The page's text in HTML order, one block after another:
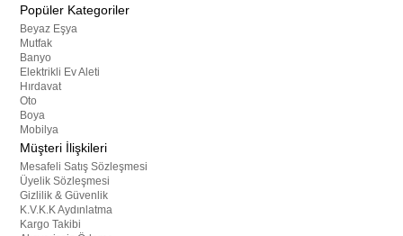
Popüler Kategoriler
Beyaz Eşya
Mutfak
Banyo
Elektrikli Ev Aleti
Hırdavat
Oto
Boya
Mobilya
Müşteri İlişkileri
Mesafeli Satış Sözleşmesi
Üyelik Sözleşmesi
Gizlilik & Güvenlik
K.V.K.K Aydınlatma
Kargo Takibi